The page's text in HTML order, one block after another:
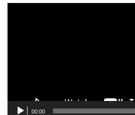
00:00